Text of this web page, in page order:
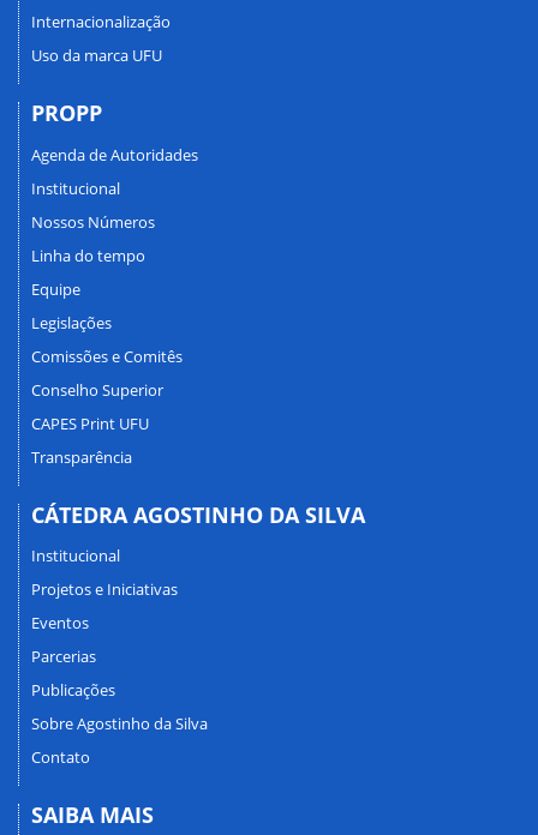
Internacionalização
Uso da marca UFU
PROPP
Agenda de Autoridades
Institucional
Nossos Números
Linha do tempo
Equipe
Legislações
Comissões e Comitês
Conselho Superior
CAPES Print UFU
Transparência
CÁTEDRA AGOSTINHO DA SILVA
Institucional
Projetos e Iniciativas
Eventos
Parcerias
Publicações
Sobre Agostinho da Silva
Contato
SAIBA MAIS